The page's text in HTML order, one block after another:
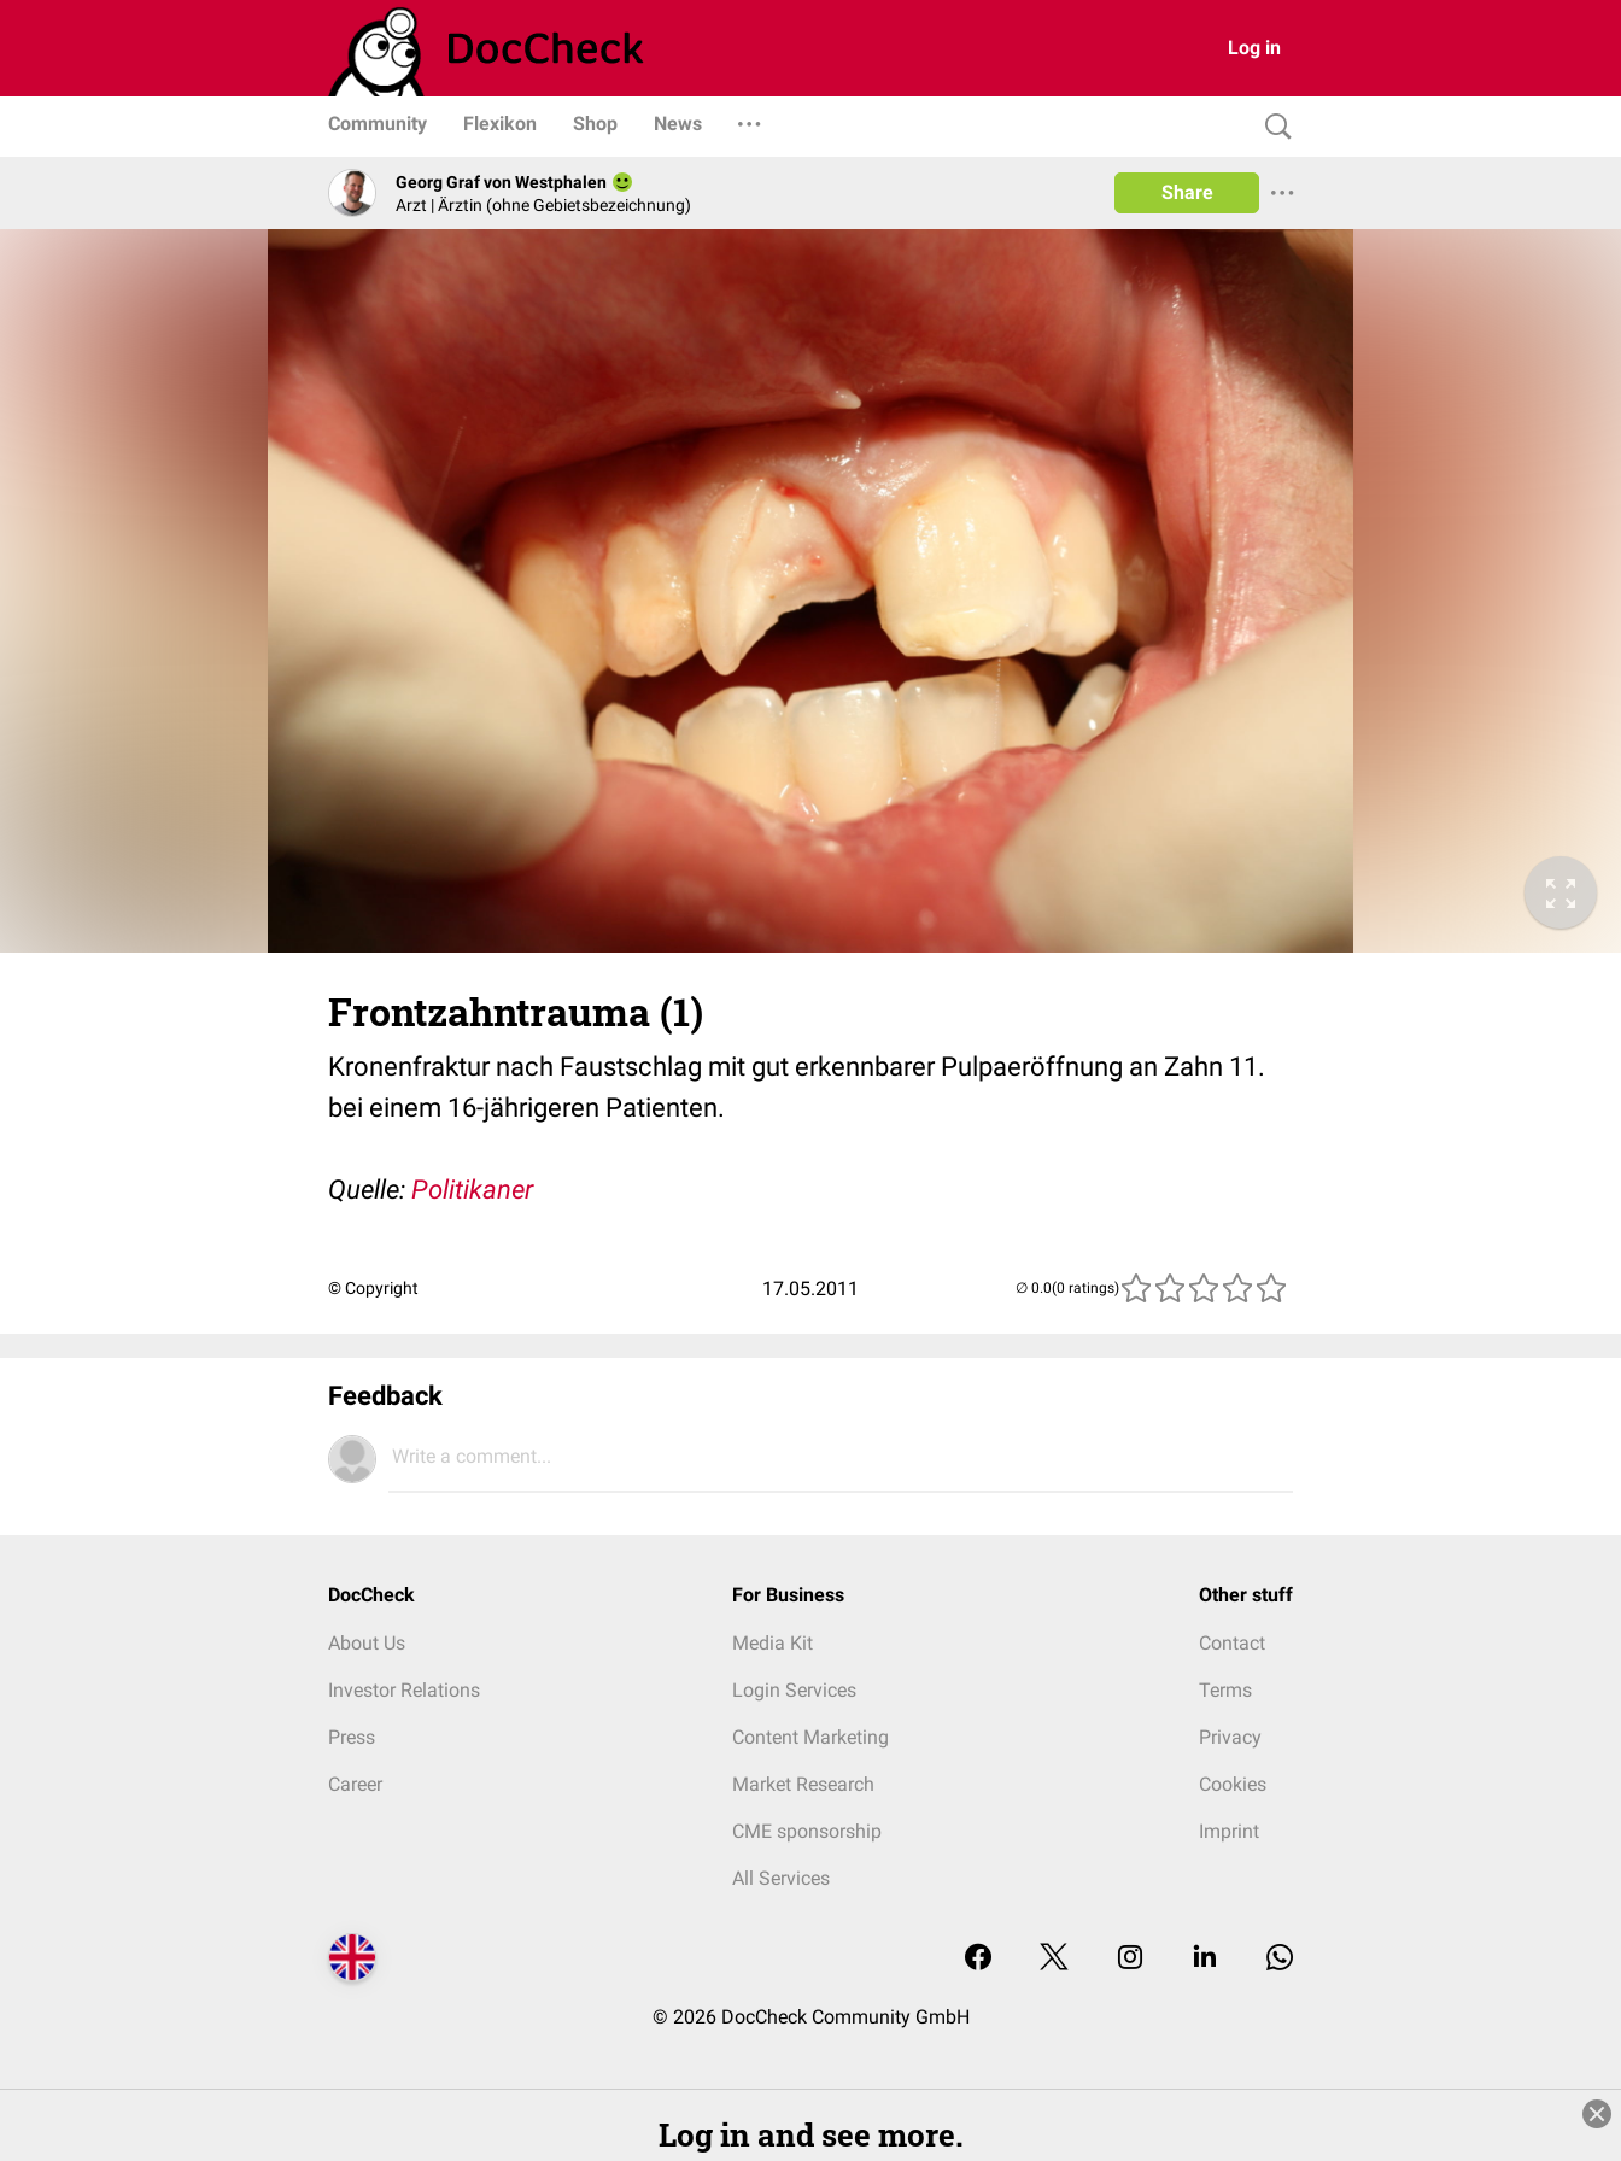
Log in
Community Flexikon Shop News
Georg Graf von Westphalen
Arzt | Ärztin (ohne Gebietsbezeichnung)
Share
Frontzahntrauma (1)
Kronenfraktur nach Faustschlag mit gut erkennbarer Pulpaeröffnung an Zahn 11.
bei einem 16-jährigeren Patienten.
Quelle: Politikaner
© Copyright 17.05.2011 (0 ratings)
Feedback
Write a comment...
DocCheck
About Us
Investor Relations
Press
Career
For Business
Media Kit
Login Services
Content Marketing
Market Research
CME sponsorship
All Services
Other stuff
Contact
Terms
Privacy
Cookies
Imprint
© 2026 DocCheck Community GmbH
Log in and see more.